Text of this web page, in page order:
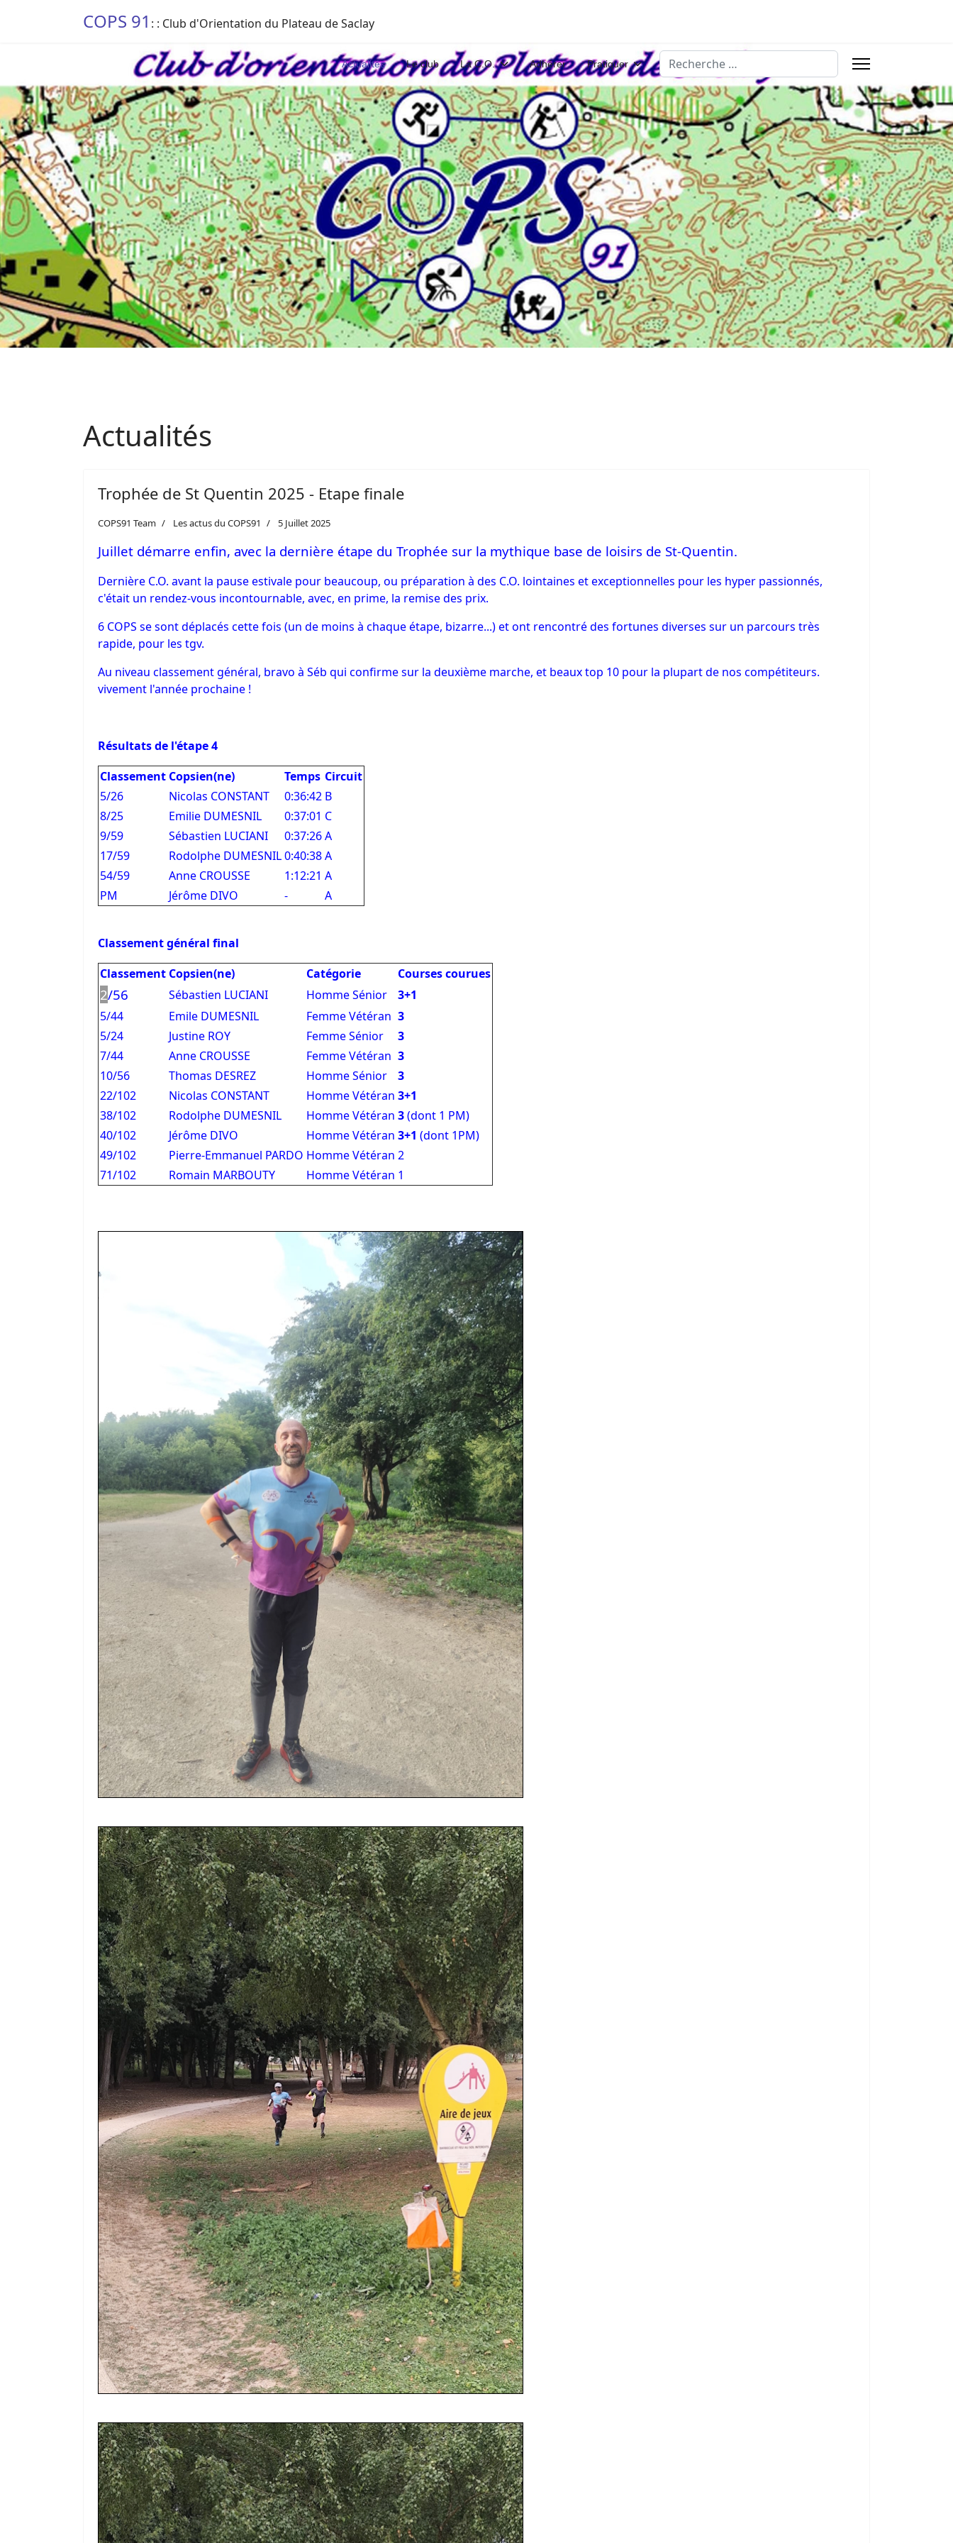
COPS 91 : : Club d'Orientation du Plateau de Saclay
Actualités Le club La C.O. Adhérer Pratiquer Rechercher
Actualités
Trophée de St Quentin 2025 - Etape finale
COPS91 Team Les actus du COPS91 5 Juillet 2025
Juillet démarre enfin, avec la dernière étape du Trophée sur la mythique base de loisirs de St-Quentin.
Dernière C.O. avant la pause estivale pour beaucoup, ou préparation à des C.O. lointaines et exceptionnelles pour les hyper passionnés,
c'était un rendez-vous incontournable, avec, en prime, la remise des prix.
6 COPS se sont déplacés cette fois (un de moins à chaque étape, bizarre...) et ont rencontré des fortunes diverses sur un parcours très
rapide, pour les tgv.
Au niveau classement général, bravo à Séb qui confirme sur la deuxième marche, et beaux top 10 pour la plupart de nos compétiteurs.
vivement l'année prochaine !
Résultats de l'étape 4
Classement Copsien(ne) Temps Circuit
5/26
Nicolas CONSTANT 0:36:42 B
8/25
Emilie DUMESNIL 0:37:01 C
9/59
Sébastien LUCIANI 0:37:26A
17/59
Rodolphe DUMESNIL0:40:38A
54/59
Anne CROUSSE 1:12:21 A
PM
Jérôme DIVO - A
Classement général final
Classement Copsien(ne) Catégorie Courses courues
2/56 Sébastien LUCIANI Homme Sénior
3+1
5/44
Emile DUMESNIL Femme Vétéran 3
5/24
Justine ROY Femme Sénior
3
7/44
Anne CROUSSE Femme Vétéran 3
10/56
Thomas DESREZ Homme Sénior
3
22/102
Nicolas CONSTANT Homme Vétéran 3+1
38/102
Rodolphe DUMESNIL Homme Vétéran 3(dont 1 PM)
40/102
Jérôme DIVO Homme Vétéran 3+1 (dont 1PM)
49/102
Pierre-Emmanuel PARDO Homme Vétéran 2
71/102
Romain MARBOUTY Homme Vétéran 1